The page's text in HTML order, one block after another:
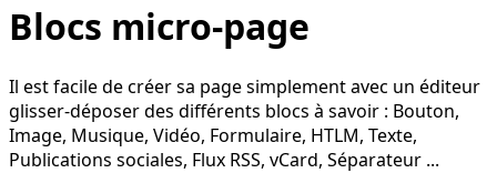
Blocs micro-page
Il est facile de créer sa page simplement avec un éditeur
glisser-déposer des différents blocs à savoir : Bouton,
Image, Musique, Vidéo, Formulaire, HTLM, Texte,
Publications sociales, Flux RSS, vCard, Séparateur ...